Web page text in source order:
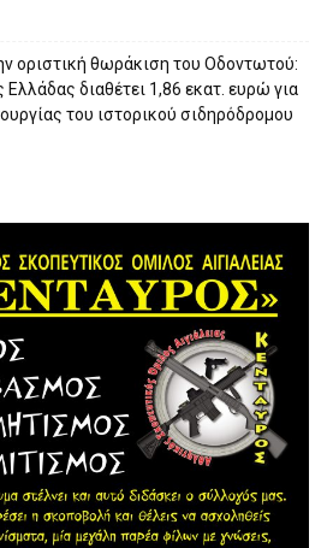
οριστική θωράκιση του Οδοντωτού:
Ελλάδας διαθέτει 1,86 εκατ. ευρώ για
του ιστορικού σιδηρόδρομου